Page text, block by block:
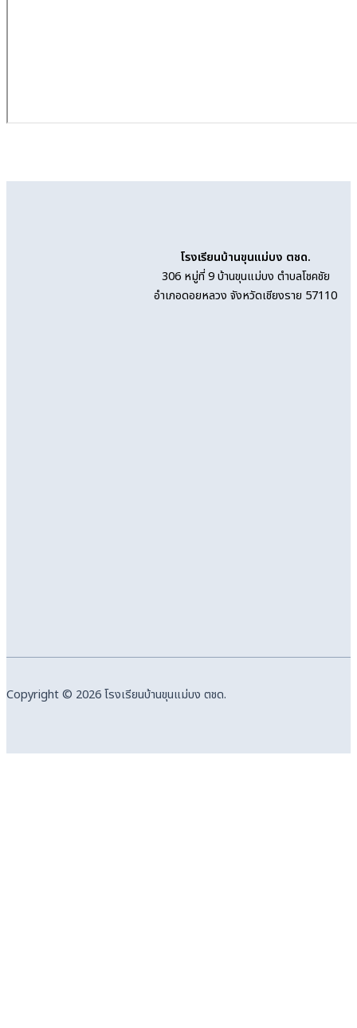
โรงเรียนบ้านขุนแม่บง ตชด.
306 หมู่ที่ 9 บ้านขุนแม่บง ตำบลโชคชัย
อำเภอดอยหลวง จังหวัดเชียงราย 57110
Copyright © 2026 โรงเรียนบ้านขุนแม่บง ตชด.